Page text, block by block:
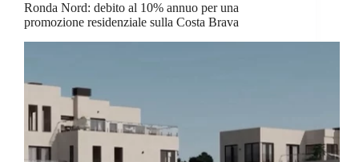
Ronda Nord: debito al 10% annuo per una
promozione residenziale sulla Costa Brava